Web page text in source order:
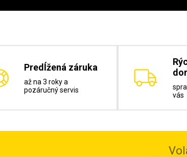
Predĺžená záruka
až na 3 roky a
pozáručný servis
vás